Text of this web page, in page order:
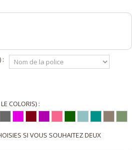
:
COLORIS) :
SI VOUS SOUHAITEZ DEUX